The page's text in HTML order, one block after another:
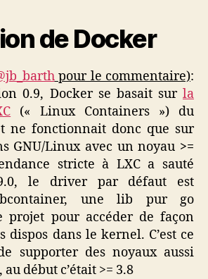
de Docker
pour le commentaire):
0.9, Docker se basait sur la
(« Linux Containers ») du
ne fonctionnait donc que sur
GNU/Linux avec un noyau >=
stricte à LXC a sauté
le driver par défaut est
une lib pur go
projet pour accéder de façon
dispos dans le kernel. C’est ce
supporter des noyaux aussi
début c’était >= 3.8